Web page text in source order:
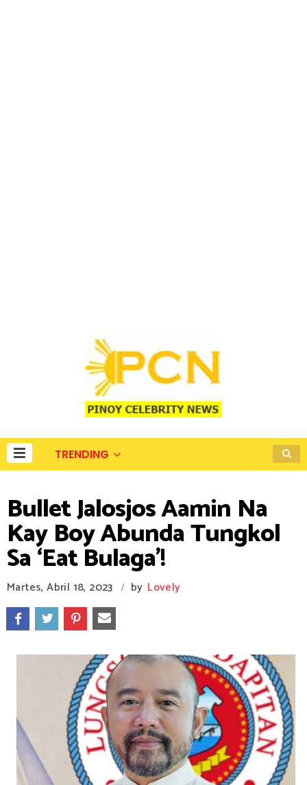
TRENDING
Bullet Jalosjos Aamin Na
Kay Boy Abunda Tungkol
Sa ‘Eat Bulaga’!
Martes, Abril 18, 2023 / by Lovely